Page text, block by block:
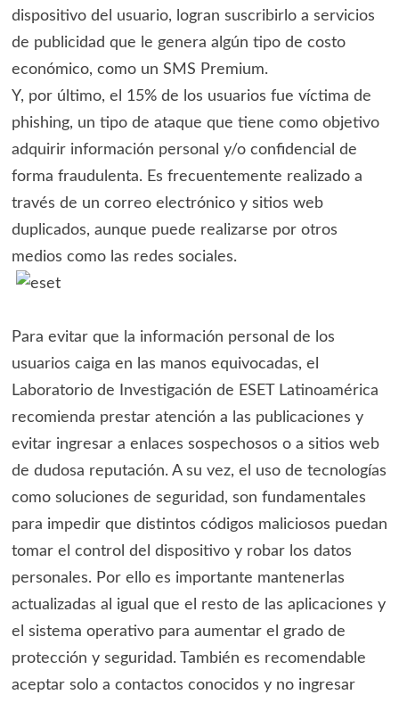
dispositivo del usuario, logran suscribirlo a servicios
de publicidad que le genera algún tipo de costo
económico, como un SMS Premium.
Y, por último, el 15% de los usuarios fue víctima de
phishing, un tipo de ataque que tiene como objetivo
adquirir información personal y/o confidencial de
forma fraudulenta. Es frecuentemente realizado a
través de un correo electrónico y sitios web
duplicados, aunque puede realizarse por otros
medios como las redes sociales.
Para evitar que la información personal de los
usuarios caiga en las manos equivocadas, el
Laboratorio de Investigación de ESET Latinoamérica
recomienda prestar atención a las publicaciones y
evitar ingresar a enlaces sospechosos o a sitios web
de dudosa reputación. A su vez, el uso de tecnologías
como soluciones de seguridad, son fundamentales
para impedir que distintos códigos maliciosos puedan
tomar el control del dispositivo y robar los datos
personales. Por ello es importante mantenerlas
actualizadas al igual que el resto de las aplicaciones y
el sistema operativo para aumentar el grado de
protección y seguridad. También es recomendable
aceptar solo a contactos conocidos y no ingresar